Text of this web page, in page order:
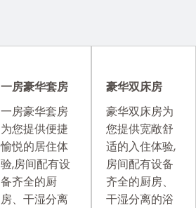
一房豪华套房
一房豪华套房
为您提供便捷
愉悦的居住体
验,房间配有设
备齐全的厨
房、干湿分离
豪华双床房
豪华双床房为
您提供宽敞舒
适的入住体验,
房间配有设备
齐全的厨房、
干湿分离的浴